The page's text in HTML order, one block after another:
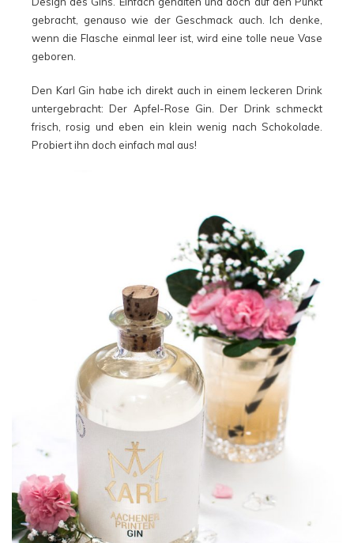
gebracht, genauso wie der Geschmack auch. Ich denke,
wenn die Flasche einmal leer ist, wird eine tolle neue Vase
geboren.
Den Karl Gin habe ich direkt auch in einem leckeren Drink
untergebracht: Der Apfel-Rose Gin. Der Drink schmeckt
frisch, rosig und eben ein klein wenig nach Schokolade.
Probiert ihn doch einfach mal aus!